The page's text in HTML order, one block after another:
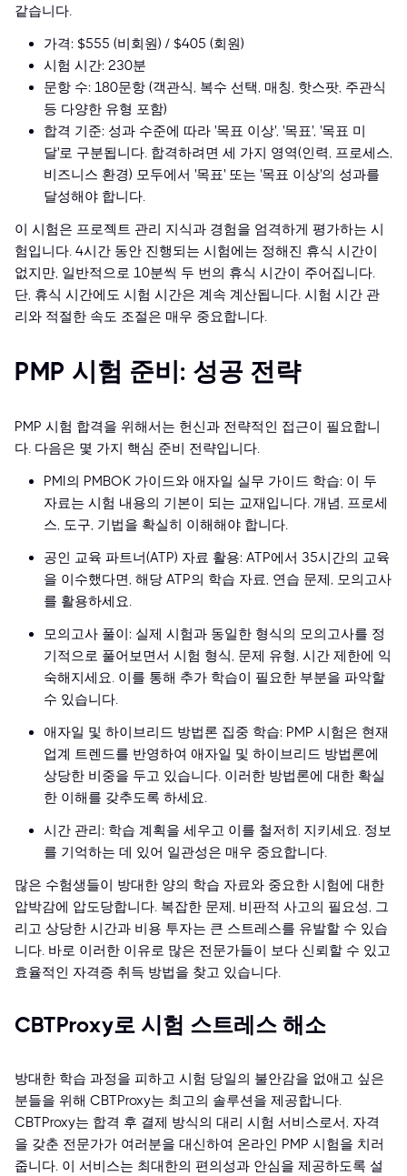
같습니다.
가격: $555 (비회원) / $405 (회원)
시험 시간: 230분
문항 수: 180문항 (객관식, 복수 선택, 매칭, 핫스팟, 주관식
등 다양한 유형 포함)
합격 기준: 성과 수준에 따라 '목표 이상', '목표', '목표 미
달'로 구분됩니다. 합격하려면 세 가지 영역(인력, 프로세스,
비즈니스 환경) 모두에서 '목표' 또는 '목표 이상'의 성과를
달성해야 합니다.
이 시험은 프로젝트 관리 지식과 경험을 엄격하게 평가하는 시
험입니다. 4시간 동안 진행되는 시험에는 정해진 휴식 시간이
없지만, 일반적으로 10분씩 두 번의 휴식 시간이 주어집니다.
단, 휴식 시간에도 시험 시간은 계속 계산됩니다. 시험 시간 관
리와 적절한 속도 조절은 매우 중요합니다.
PMP 시험 준비: 성공 전략
PMP 시험 합격을 위해서는 헌신과 전략적인 접근이 필요합니
다. 다음은 몇 가지 핵심 준비 전략입니다.
PMI의 PMBOK 가이드와 애자일 실무 가이드 학습: 이 두
자료는 시험 내용의 기본이 되는 교재입니다. 개념, 프로세
스, 도구, 기법을 확실히 이해해야 합니다.
공인 교육 파트너(ATP) 자료 활용: ATP에서 35시간의 교육
을 이수했다면, 해당 ATP의 학습 자료, 연습 문제, 모의고사
를 활용하세요.
모의고사 풀이: 실제 시험과 동일한 형식의 모의고사를 정
기적으로 풀어보면서 시험 형식, 문제 유형, 시간 제한에 익
숙해지세요. 이를 통해 추가 학습이 필요한 부분을 파악할
수 있습니다.
애자일 및 하이브리드 방법론 집중 학습: PMP 시험은 현재
업계 트렌드를 반영하여 애자일 및 하이브리드 방법론에
상당한 비중을 두고 있습니다. 이러한 방법론에 대한 확실
한 이해를 갖추도록 하세요.
시간 관리: 학습 계획을 세우고 이를 철저히 지키세요. 정보
를 기억하는 데 있어 일관성은 매우 중요합니다.
많은 수험생들이 방대한 양의 학습 자료와 중요한 시험에 대한
압박감에 압도당합니다. 복잡한 문제, 비판적 사고의 필요성, 그
리고 상당한 시간과 비용 투자는 큰 스트레스를 유발할 수 있습
니다. 바로 이러한 이유로 많은 전문가들이 보다 신뢰할 수 있고
효율적인 자격증 취득 방법을 찾고 있습니다.
CBTProxy로 시험 스트레스 해소
방대한 학습 과정을 피하고 시험 당일의 불안감을 없애고 싶은
분들을 위해 CBTProxy는 최고의 솔루션을 제공합니다.
CBTProxy는 합격 후 결제 방식의 대리 시험 서비스로서, 자격
을 갖춘 전문가가 여러분을 대신하여 온라인 PMP 시험을 치러
줍니다. 이 서비스는 최대한의 편의성과 안심을 제공하도록 설